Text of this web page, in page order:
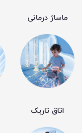
ماساژ درمانی
اتاق تاریک